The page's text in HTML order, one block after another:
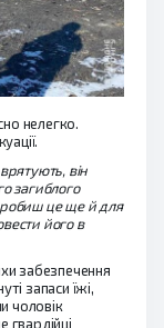
нелегко.
він
загиблого
робиш це ще й для
його в
забезпечення
запаси їжі,
чоловік